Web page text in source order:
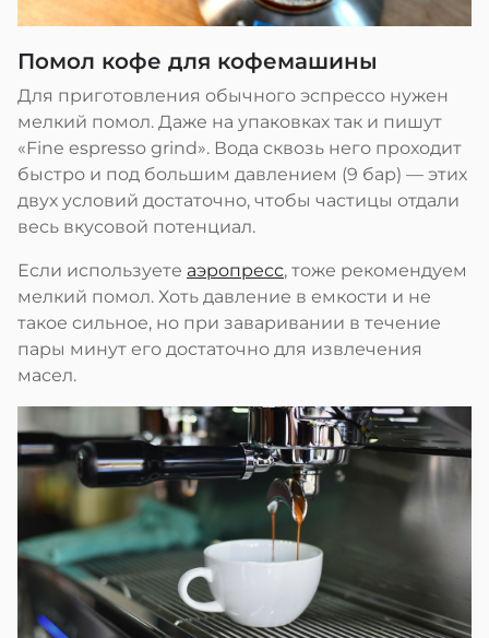
Помол кофе для кофемашины
Для приготовления обычного эспрессо нужен
мелкий помол. Даже на упаковках так и пишут
«Fine espresso grind». Вода сквозь него проходит
быстро и под большим давлением (9 бар) — этих
двух условий достаточно, чтобы частицы отдали
весь вкусовой потенциал.
Если используете аэропресс, тоже рекомендуем
мелкий помол. Хоть давление в емкости и не
такое сильное, но при заваривании в течение
пары минут его достаточно для извлечения
масел.